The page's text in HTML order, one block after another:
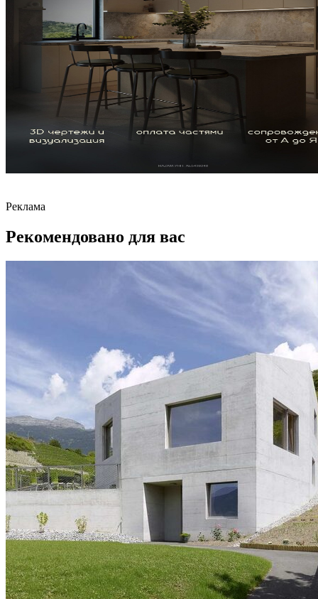
Реклама
Рекомендовано для вас